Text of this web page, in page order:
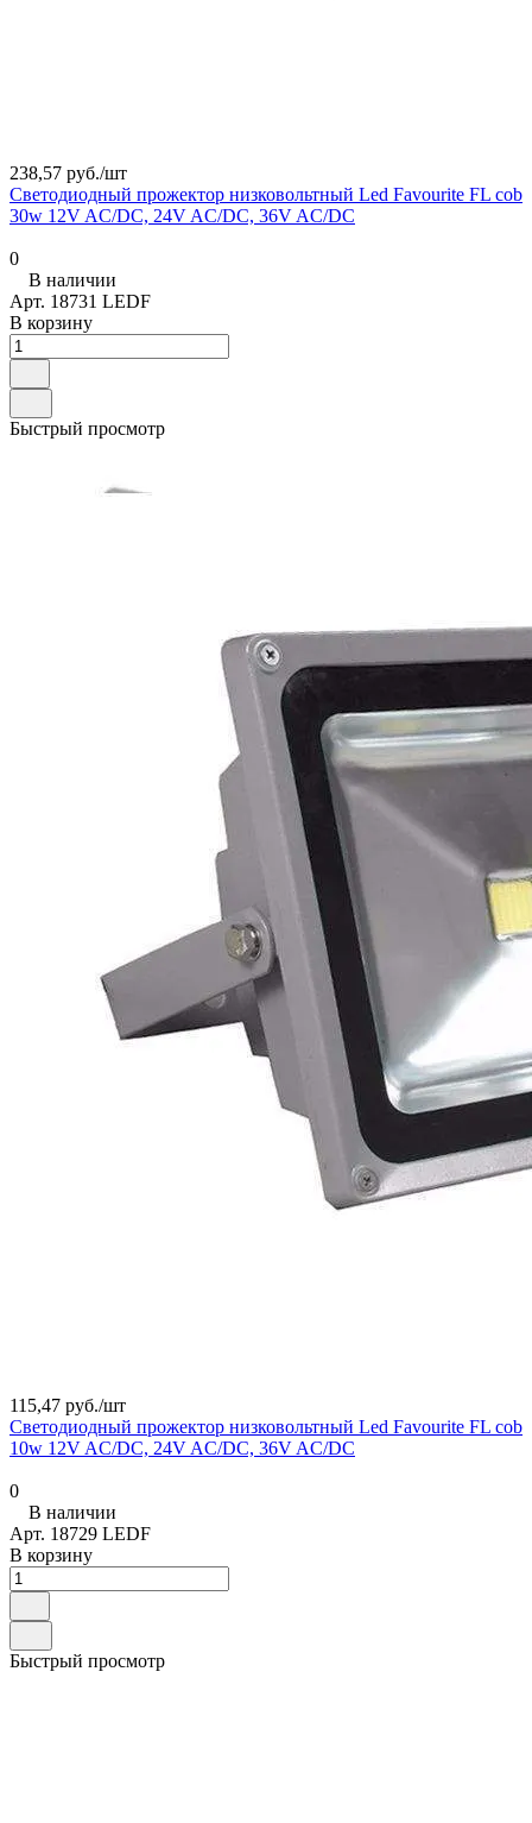
238,57 руб./шт
Светодиодный прожектор низковольтный Led Favourite FL cob
30w 12V AC/DC, 24V AC/DC, 36V AC/DC
0
В наличии
Арт. 18731 LEDF
В корзину
Быстрый просмотр
115,47 руб./шт
Светодиодный прожектор низковольтный Led Favourite FL cob
10w 12V AC/DC, 24V AC/DC, 36V AC/DC
0
В наличии
Арт. 18729 LEDF
В корзину
Быстрый просмотр